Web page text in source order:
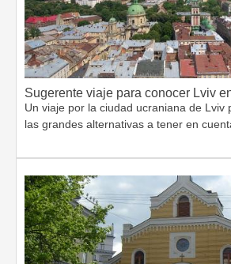
Sugerente viaje para conocer Lviv
Un viaje por la ciudad ucraniana de Lviv
las grandes alternativas a tener en